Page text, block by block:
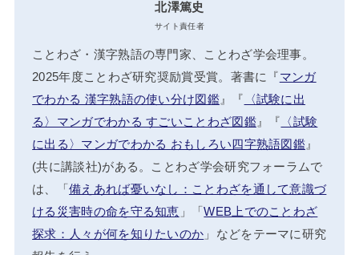
北澤篤史
サイト責任者
ことわざ・漢字熟語の専門家、ことわざ学会理事。
2025年度ことわざ研究奨励賞受賞。著書に『マンガ
でわかる 漢字熟語の使い分け図鑑』『 〈試験に出
る〉マンガでわかる すごいことわざ図鑑』『 〈試験
に出る〉マンガでわかる おもしろい四字熟語図鑑』
(共に講談社)がある。ことわざ学会研究フォーラムで
は、「備えあれば憂いなし：ことわざを通して意識づ
ける災害時の命を守る知恵 」「WEB上でのことわざ
探求：人々が何を知りたいのか 」などをテーマに研究